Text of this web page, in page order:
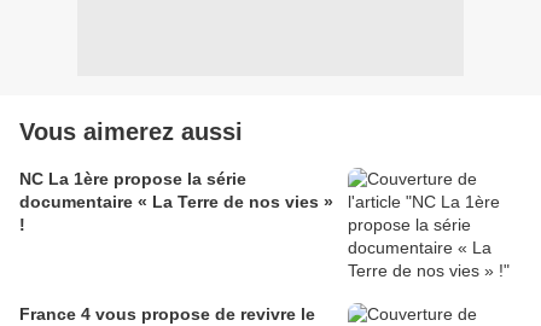
Vous aimerez aussi
NC La 1ère propose la série
documentaire « La Terre de nos vies »
!
France 4 vous propose de revivre le